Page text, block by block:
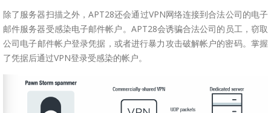
除了服务器扫描之外，APT28还会通过VPN网络连接到合法公司的电子
邮件服务器受感染电子邮件帐户。APT28会诱骗合法公司的员工，窃取
公司电子邮件帐户登录凭据，或者进行暴力攻击破解帐户的密码。掌握
了凭据后通过VPN登录受感染的帐户。